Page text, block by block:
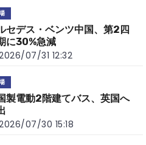
セデス・ベンツ中国、第2四
に30%急減
07/31 12:32
製電動2階建てバス、英国へ
07/30 15:18